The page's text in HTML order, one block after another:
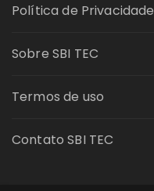
Política de Privacidade
Sobre SBI TEC
Termos de uso
Contato SBI TEC